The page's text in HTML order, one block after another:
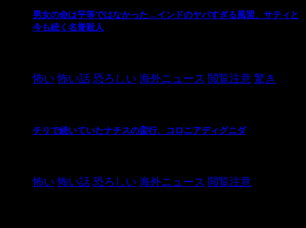
男女の命は平等ではなかった…インドのヤバすぎる風習、サティと
今も続く名誉殺人
怖い 怖い話 恐ろしい 海外ニュース 閲覧注意 驚き
チリで続いていたナチスの蛮行、コロニアディグニダ
怖い 怖い話 恐ろしい 海外ニュース 閲覧注意